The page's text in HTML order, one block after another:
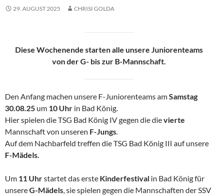
29. AUGUST 2025 CHRISI GOLDA
Diese Wochenende starten alle unsere Juniorenteams
von der G- bis zur B-Mannschaft.
Den Anfang machen unsere F-Juniorenteams amSamstag
30.08.25 um 10 Uhr in Bad König.
Hier spielen die TSG Bad König IV gegen die dievierte
Mannschaft von unseren F-Jungs
Auf dem Nachbarfeld treffen die TSG Bad König III auf unsere
F-Mädels.
Um 11 Uhrstartet das erste Kinderfestival in Bad König für
unsereG-Mädels , sie spielen gegen die Mannschaften der SSV